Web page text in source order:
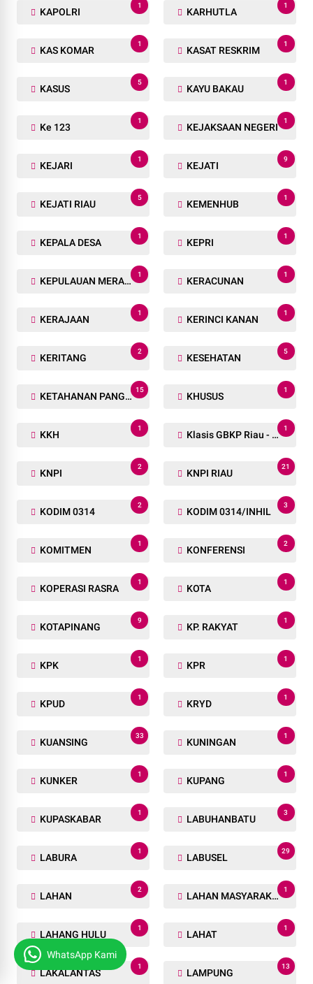
KAPOLRI
1
KARHUTLA
1
KAS KOMAR
1
KASAT RESKRIM
1
KASUS
5
KAYU BAKAU
1
Ke 123
1
KEJAKSAAN NEGERI
1
KEJARI
1
KEJATI
9
KEJATI RIAU
5
KEMENHUB
1
KEPALA DESA
1
KEPRI
1
KEPULAUAN MERANTI
1
KERACUNAN
1
KERAJAAN
1
KERINCI KANAN
1
KERITANG
2
KESEHATAN
5
KETAHANAN PANGAN
15
KHUSUS
1
KKH
1
Klasis GBKP Riau - Sumbar.
1
KNPI
2
KNPI RIAU
21
KODIM 0314
2
KODIM 0314/INHIL
3
KOMITMEN
1
KONFERENSI
2
KOPERASI RASRA
1
KOTA
1
KOTAPINANG
9
KP. RAKYAT
1
KPK
1
KPR
1
KPUD
1
KRYD
1
KUANSING
33
KUNINGAN
1
KUNKER
1
KUPANG
1
KUPASKABAR
1
LABUHANBATU
3
LABURA
1
LABUSEL
29
LAHAN
2
LAHAN MASYARAKAT
1
LAHANG HULU
1
LAHAT
1
LAKALANTAS
1
LAMPUNG
13
WhatsApp Kami